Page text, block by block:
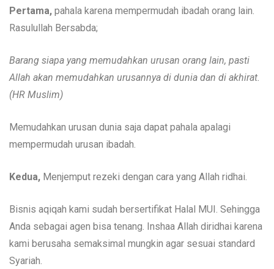
Pertama, pahala karena mempermudah ibadah orang lain.
Rasulullah Bersabda;
Barang siapa yang memudahkan urusan orang lain, pasti
Allah akan memudahkan urusannya di dunia dan di akhirat.
(HR Muslim)
Memudahkan urusan dunia saja dapat pahala apalagi
mempermudah urusan ibadah.
Kedua, Menjemput rezeki dengan cara yang Allah ridhai.
Bisnis aqiqah kami sudah bersertifikat Halal MUI. Sehingga
Anda sebagai agen bisa tenang. Inshaa Allah diridhai karena
kami berusaha semaksimal mungkin agar sesuai standard
Syariah.